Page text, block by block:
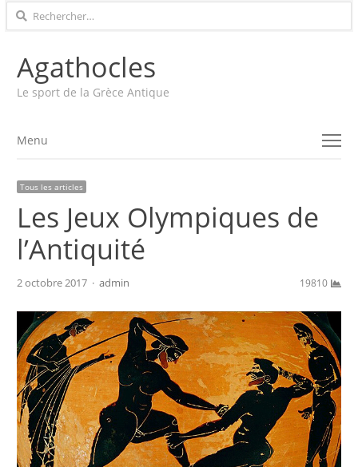
Rechercher :
Agathocles
Le sport de la Grèce Antique
Menu
Menu
Tous les articles
Les Jeux Olympiques de
l’Antiquité
2 octobre 2017 Author
admin 19810